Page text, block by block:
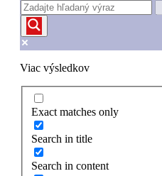
Viac výsledkov
Exact matches only
Search in title
Search in content